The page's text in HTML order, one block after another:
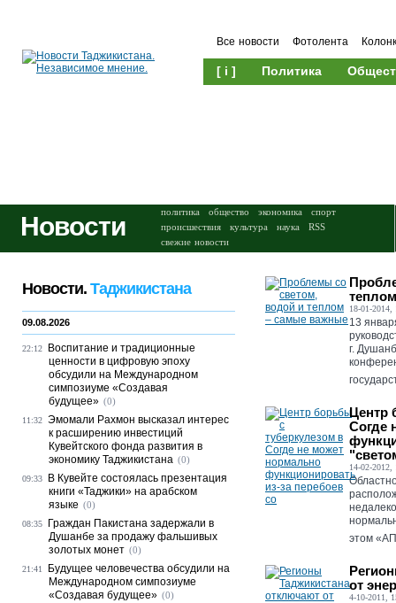
Все новости Фотолента
[ i ] Политика
Новости политика общество экономика
спорт
происшествия
культура наука
RSS
свежие новости
18-01-2014,
13
г.
Центр
Согде
14-02-2012,
этом
от
4-10-2011,
Новости. Таджикистана
09.08.2026
22:12
Воспитание и традиционные
ценности в цифровую эпоху
обсудили на Международном
симпозиуме «Создавая
будущее» (0)
11:32 Эмомали Рахмон высказал интерес
к расширению инвестиций
Кувейтского фонда развития в
экономику Таджикистана (0)
09:33
В Кувейте состоялась презентация
книги «Таджики» на арабском
языке (0)
08:35
Граждан Пакистана задержали в
Душанбе за продажу фальшивых
золотых монет (0)
21:41
Будущее человечества обсудили на
Международном симпозиуме
«Создавая будущее» (0)